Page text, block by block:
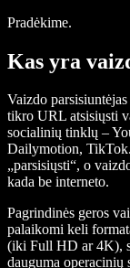
Pradėkime.
Kas yra
Vaizdo
tikro URL atsisiųsti
socialinių tinklų –
Dailymotion,
„parsisiųsti“, o
kada be interneto.
Pagrindinės geros
palaikomi keli
(iki Full HD ar 4K),
dauguma operacinių